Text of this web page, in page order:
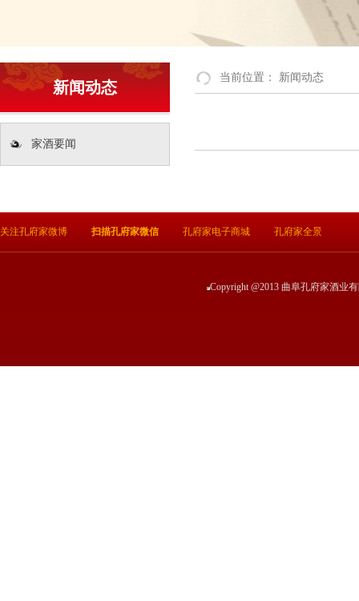
新闻动态
家酒要闻
当前位置： 新闻动态
关注孔府家微博 扫描孔府家微信 孔府家电子商城 孔府家全景
Copyright @2013 曲阜孔府家酒业